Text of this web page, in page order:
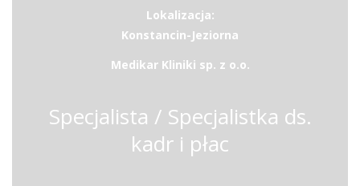
Lokalizacja:
Konstancin-Jeziorna
Medikar Kliniki sp. z o.o.
Specjalista / Specjalistka ds.
kadr i płac